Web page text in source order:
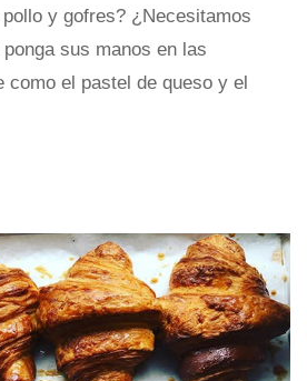
y gofres? ¿Necesitamos
sus manos en las
como el pastel de queso y el